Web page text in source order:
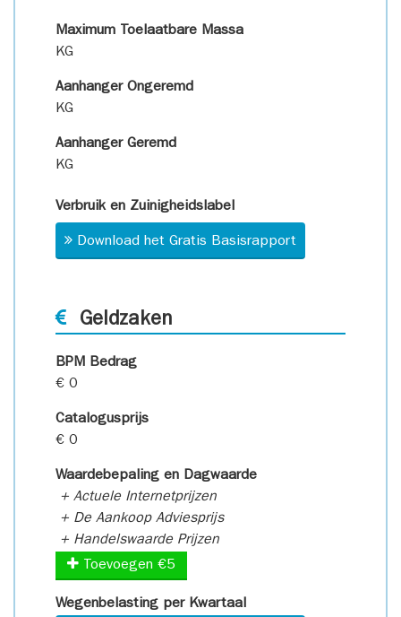
Maximum Toelaatbare Massa
KG
Aanhanger Ongeremd
KG
Aanhanger Geremd
KG
Verbruik en Zuinigheidslabel
Download het Gratis Basisrapport
Geldzaken
BPM Bedrag
€ 0
Catalogusprijs
€ 0
Waardebepaling en Dagwaarde
+ Actuele Internetprijzen
+ De Aankoop Adviesprijs
+ Handelswaarde Prijzen
Toevoegen €5
Wegenbelasting per Kwartaal